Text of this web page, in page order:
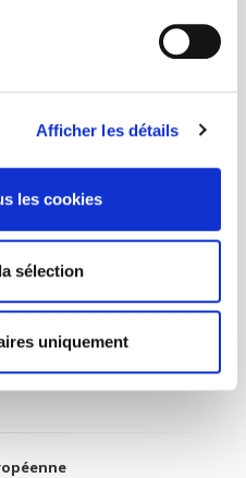
Afficher les détails
les cookies
sélection
uniquement
continue